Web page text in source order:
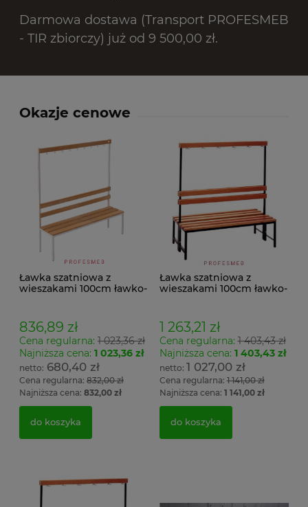
Darmowa dostawa (Transport PROFESMEB
- TIR zbiorczy) już od 9 500,00 zł.
Okazje cenowe
Ławka szatniowa z
wieszakami 100cm ławko-
836,89 zł
Cena regularna: 1 023,36 zł
Najniższa cena: 1 023,36 zł
680,40 zł
Cena regularna: 832,00 zł
Najniższa cena: 832,00 zł
do koszyka
Ławka szatniowa z
wieszakami 100cm ławko-
1 263,21 zł
Cena regularna:1 403,43 zł
Najniższa cena: 1 403,43 zł
1 027,00 zł
Cena regularna:1 141,00 zł
Najniższa cena: 1 141,00 zł
do koszyka